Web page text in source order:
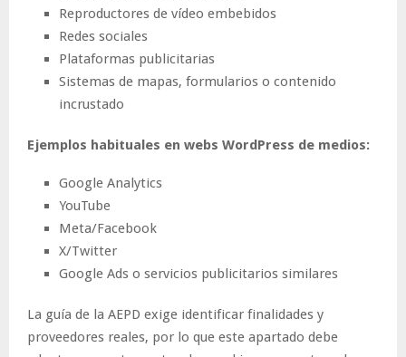
Reproductores de vídeo embebidos
Redes sociales
Plataformas publicitarias
Sistemas de mapas, formularios o contenido
incrustado
Ejemplos habituales en webs WordPress de medios:
Google Analytics
YouTube
Meta/Facebook
X/Twitter
Google Ads o servicios publicitarios similares
La guía de la AEPD exige identificar finalidades y
proveedores reales, por lo que este apartado debe